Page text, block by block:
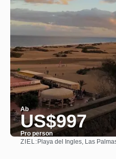
Ab
US$997
Pro person
ZIEL: Playa del Ingles, Las